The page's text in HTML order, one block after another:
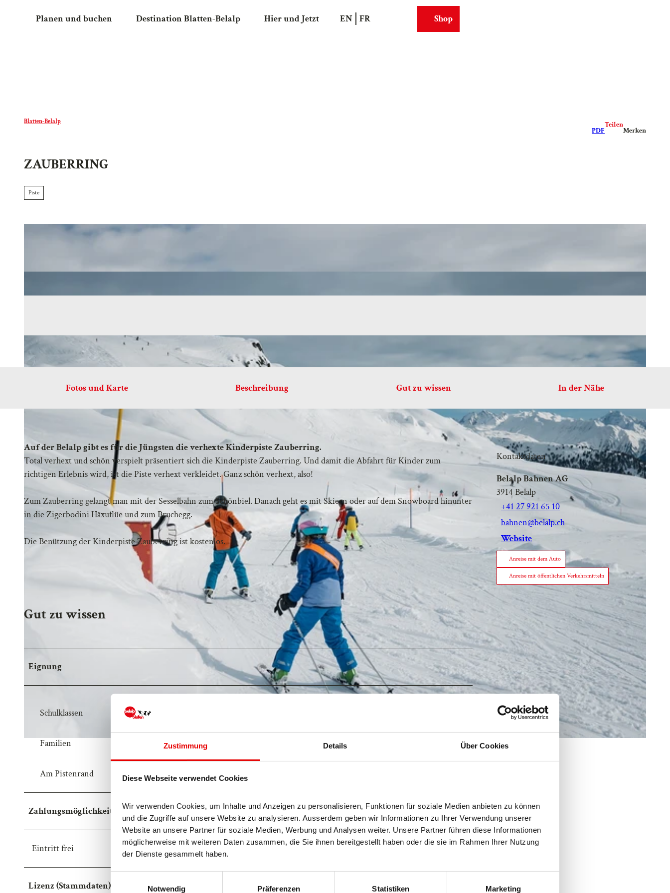
Zustimmung Details Über Cookies
Diese Webseite verwendet Cookies
Wir verwenden Cookies, um Inhalte und Anzeigen zu personalisieren, Funktionen für soziale Medien anbieten zu können
und die Zugriffe auf unsere Website zu analysieren. Ausserdem geben wir Informationen zu Ihrer Verwendung unserer
Website an unsere Partner für soziale Medien, Werbung und Analysen weiter. Unsere Partner führen diese Informationen
möglicherweise mit weiteren Daten zusammen, die Sie ihnen bereitgestellt haben oder die sie im Rahmen Ihrer Nutzung
der Dienste gesammelt haben.
i
Notwendig Präferenzen Statistiken Marketing
Planen und buchen Destination Blatten-Belalp Hier und Jetzt EN FR WebcamsShop
Blatten-Belalp
PDF
Teilen
Merken
ZAUBERRING
Piste
Fotos und Karte Beschreibung Gut zu wissen In der Nähe
Auf der Belalp gibt es für die Jüngsten die verhexte Kinderpiste Zauberring.
Total verhext und schön verspielt präsentiert sich die Kinderpiste Zauberring. Und damit die Abfahrt für Kinder zum
richtigen Erlebnis wird, ist die Piste verhext verkleidet. Ganz schön verhext, also!
Zum Zauberring gelangt man mit der Sesselbahn zum Schönbiel. Danach geht es mit Skiern oder auf dem Snowboard hinunter
in die Zigerbodini Häxuflüe und zum Bruchegg.
Die Benützung der Kinderpiste Zauberring ist kostenlos.
Gut zu wissen
Eignung
Schulklassen
Familien
Am Pistenrand
Zahlungsmöglichkeiten
Eintritt frei
Lizenz (Stammdaten)
Kontaktdaten
Belalp Bahnen AG
3914 Belalp
+41 27 921 65 10
bahnen@belalp.ch
Website
Anreise mit dem Auto
Anreise mit öffentlichen Verkehrsmitteln